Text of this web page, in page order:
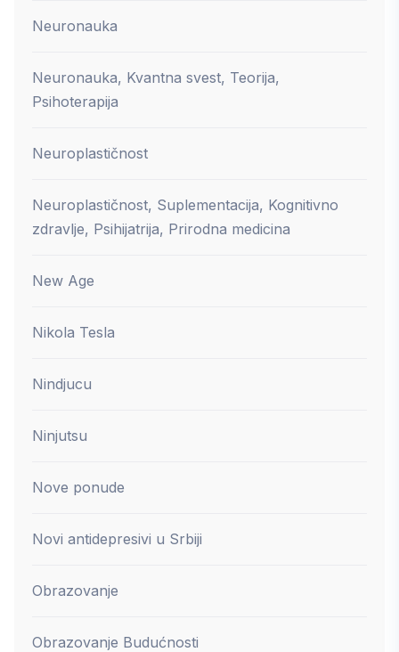
Neuronauka
Neuronauka, Kvantna svest, Teorija,
Psihoterapija
Neuroplastičnost
Neuroplastičnost, Suplementacija, Kognitivno
zdravlje, Psihijatrija, Prirodna medicina
New Age
Nikola Tesla
Nindjucu
Ninjutsu
Nove ponude
Novi antidepresivi u Srbiji
Obrazovanje
Obrazovanje Budućnosti